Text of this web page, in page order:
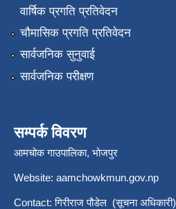
वार्षिक प्रगति प्रतिवेदन
चौमासिक प्रगति प्रतिवेदन
सार्वजनिक सुनुवाई
सार्वजनिक परीक्षण
सम्पर्क विवरण
आमचोक गाउपालिका, भोजपुर
Website: aamchowkmun.gov.np
Contact: गिरीराज पौडेल (सूचना अधिकारी)